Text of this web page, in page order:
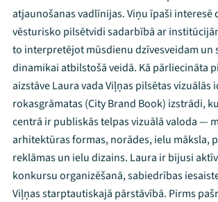
Mana programma
Festivāls
Programma
Arhīvs
Viņi bija LAMPĀ 2026
atjaunošanas vadlīnijas. Viņu īpaši interesē
vēsturisko pilsētvidi sadarbībā ar
to interpretējot mūsdienu dzīvesveidam un
dinamikai atbilstošā veidā. Kā pārliecināta
aizstāve Laura vada Viļņas pilsētas vizuālās
rokasgrāmatas (City Brand Book) izstrādi,
centrā ir publiskās telpas vizuālā valoda —
arhitektūras formas, norādes, ielu māksla,
reklāmas un ielu dizains. Laura ir bijusi
konkursu organizēšanā, sabiedrības
Viļņas starptautiskajā pārstāvībā. Pirms